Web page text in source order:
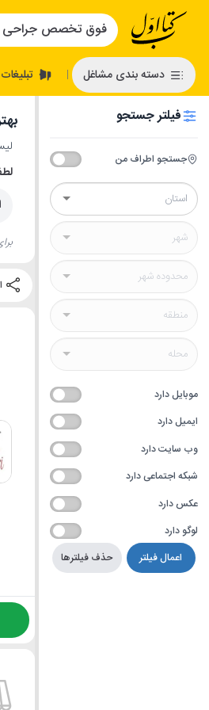
دسته بندی مشاغل |
فیلتر جستجو
جستجو اطراف من
موبایل دارد
ایمیل دارد
وب سایت دارد
شبکه اجتماعی دارد
عکس دارد
لوگو دارد
حذف فیلترها
اعمال فیلتر